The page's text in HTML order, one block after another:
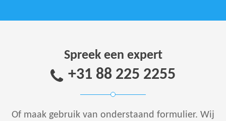
Spreek een expert
+31 88 225 2255
Of maak gebruik van onderstaand formulier. Wij